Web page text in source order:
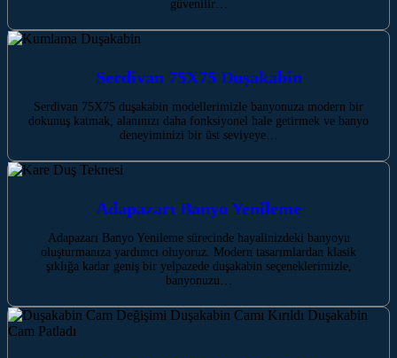
güvenilir…
Serdivan 75X75 Duşakabin
Serdivan 75X75 duşakabin modellerimizle banyonuza modern bir
dokunuş katmak, alanınızı daha fonksiyonel hale getirmek ve banyo
deneyiminizi bir üst seviyeye…
Adapazarı Banyo Yenileme
Adapazarı Banyo Yenileme sürecinde hayalinizdeki banyoyu
oluşturmanıza yardımcı oluyoruz. Modern tasarımlardan klasik
şıklığa kadar geniş bir yelpazede duşakabin seçeneklerimizle,
banyonuzu…